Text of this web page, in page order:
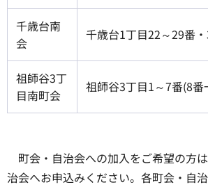
千歳台南
会
千歳台1丁目22～29番
祖師谷3丁
目南町会
祖師谷3丁目1～7番(8番
町会・自治会への加入をご希望の方
治会へお申込みください。各町会・自